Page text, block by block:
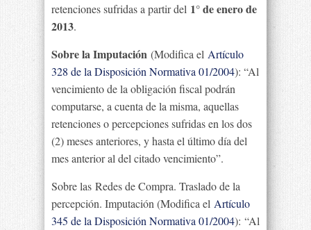
retenciones sufridas a partir del 1° de enero de
2013.
Sobre la Imputación (Modifica el Artículo
328 de la Disposición Normativa 01/2004): “Al
vencimiento de la obligación fiscal podrán
computarse, a cuenta de la misma, aquellas
retenciones o percepciones sufridas en los dos
(2) meses anteriores, y hasta el último día del
mes anterior al del citado vencimiento”.
Sobre las Redes de Compra. Traslado de la
percepción. Imputación (Modifica el Artículo
345 de la Disposición Normativa 01/2004): “Al